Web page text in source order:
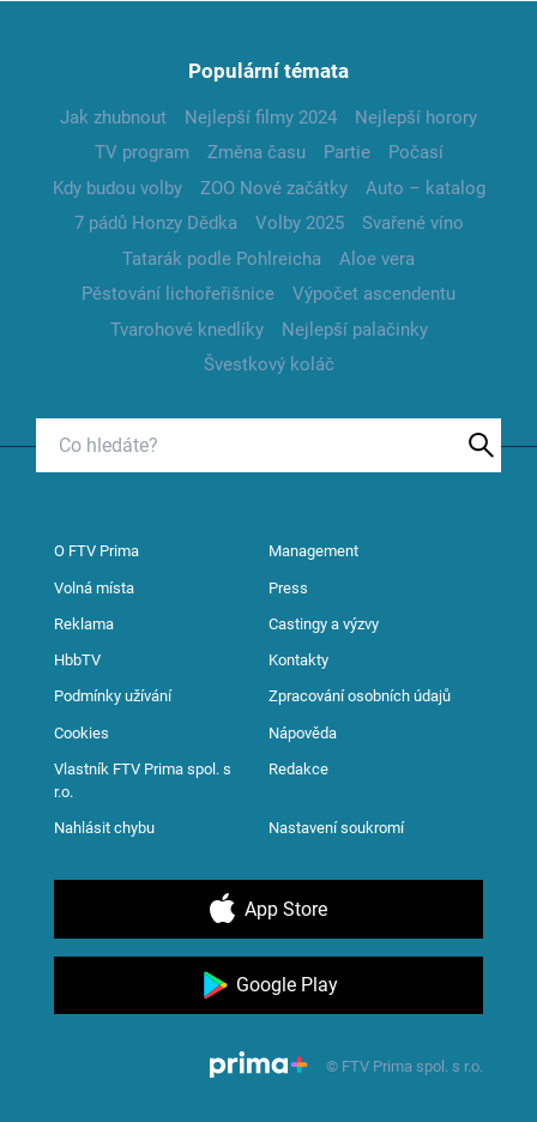
Populární témata
Jak zhubnout Nejlepší filmy 2024
Nejlepší horory
TV program
Změna času Partie
Počasí
Kdy budou volby
ZOO Nové začátky
Auto – katalog
7 pádů Honzy Dědka
Volby 2025
Svařené víno
Tatarák podle Pohlreicha
Aloe vera
Pěstování lichořeřišnice
Výpočet ascendentu
Tvarohové knedlíky
Nejlepší palačinky
Švestkový koláč
O FTV Prima Management
Volná místa Press
Reklama Castingy a výzvy
HbbTV Kontakty
Podmínky užívání Zpracování osobních údajů
Cookies Nápověda
Vlastník FTV Prima spol. s
r.o.
Redakce
Nahlásit chybu Nastavení soukromí
App Store
Google Play
© FTV Prima spol. s r.o.